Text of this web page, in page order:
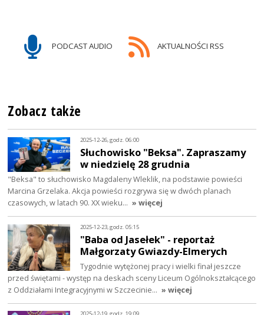
PODCAST AUDIO AKTUALNOŚCI RSS
Zobacz także
2025-12-26, godz. 06:00
Słuchowisko "Beksa". Zapraszamy
w niedzielę 28 grudnia
"Beksa" to słuchowisko Magdaleny Wleklik, na podstawie powieści
Marcina Grzelaka. Akcja powieści rozgrywa się w dwóch planach
czasowych, w latach 90. XX wieku… » więcej
2025-12-23, godz. 05:15
"Baba od Jasełek" - reportaż
Małgorzaty Gwiazdy-Elmerych
Tygodnie wytężonej pracy i wielki finał jeszcze
przed świętami - występ na deskach sceny Liceum Ogólnokształcącego
z Oddziałami Integracyjnymi w Szczecinie… » więcej